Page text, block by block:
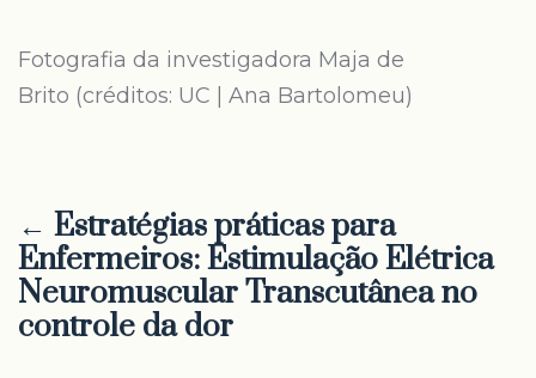
Fotografia da investigadora Maja de
Brito (créditos: UC | Ana Bartolomeu)
← Estratégias práticas para
Enfermeiros: Estimulação Elétrica
Neuromuscular Transcutânea no
controle da dor